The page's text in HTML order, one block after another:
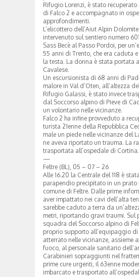
Rifugio Lorenzi, è stato
di Falco 2 e accompagnato in
approfondimenti.
L’elicottero dell’Aiut Alpin
intervenuto sul sentiero numero
Sass Becè al Passo Pordoi, per
55 anni di Trento, che era caduta
la testa. La donna è stata portata
Cavalese.
Un escursionista di 68 anni di
malore in Val d’Oten, all’altezza
Rifugio Galassi, è stato invece
dal Soccorso alpino di Pieve di
un volontario nelle vicinanze.
Falco 2 ha infine provveduto a
turista 21enne della Repubblica
male un piede nelle vicinanze del
ne aveva riportato un trauma. La
trasportata all’ospedale di Cortina.
—
Feltre (BL), 05 – 07 – 26
Alle 16.20 la Centrale del 118 è
parapendio precipitato in un prato
comune di Feltre. Dalle prime
aver impattato nei cavi dell’alta
sarebbe caduto a terra da
metri, riportando gravi traumi. Sul
squadra del Soccorso alpino di
proprio supporto all’equipaggio di
atterrato nelle vicinanze, assieme
fuoco, al personale sanitario
Carabinieri sopraggiunti nel
prime cure urgenti, il 63enne
imbarcato e trasportato